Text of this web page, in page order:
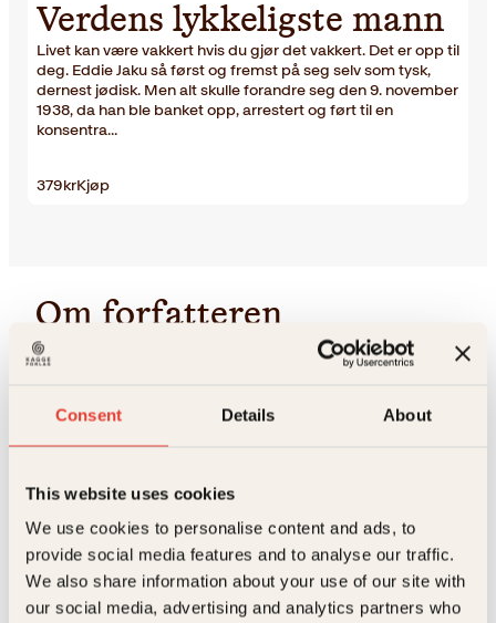
Consent Details About
This website uses cookies
We use cookies to personalise content and ads, to
provide social media features and to analyse our traffic.
We also share information about your use of our site with
our social media, advertising and analytics partners who
Verdens lykkeligste mann
Livet kan være vakkert hvis du gjør det vakkert. Det er opp til
deg. Eddie Jaku så først og fremst på seg selv som tysk,
dernest jødisk. Men alt skulle forandre seg den 9. november
1938, da han ble banket opp, arrestert og ført til en
konsentra…
379krKjøp
Om forfatteren
Eddie Jaku ble født Abraham Jakubowicz i Tyskland i 1920
under andre verdenskrig. Da nazistene drev fangene ut på
mirakuløst vis reddet av soldater fra de allierte styrkene.
har drevet frivillig arbeid ved det jødiske museet i Sydney
Flore i 74 år. De har to sønner, barnebarn og oldebarn. I 2020
feiret Eddie sin 100-årsdag.